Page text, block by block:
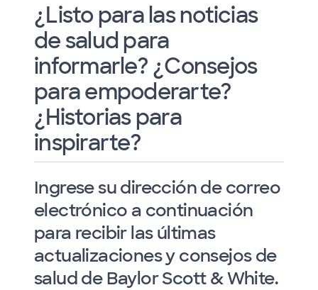
¿Listo para las noticias
de salud para
informarle? ¿Consejos
para empoderarte?
¿Historias para
inspirarte?
Ingrese su dirección de correo
electrónico a continuación
para recibir las últimas
actualizaciones y consejos de
salud de Baylor Scott & White.